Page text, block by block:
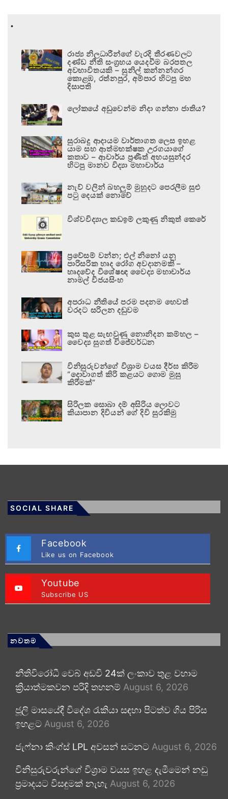
.
රාජ්‍ය නිලධාරීන්ගේ වැරදි තීරණවලට
දණ්ඩ නීති සංග්‍රහය යෙදවීම බරපතල
අවභාවිතයකි – සුනිල් කන්නන්ගර
කොළඹ, රත්නපුර, අම්පාර හිටපු මහ
දිසාපති
ලෝකයේ අඩුවෙන්ම නිදා ගන්නා ජාතිය?
සුරාබදු ආදායම වාර්තාගත ලෙස ඉහළ
යාම සහ ආත්මභක්ෂක උරගයාගේ
කතාව – ආචාර්ය ප්‍රණීත් අභයසුන්දර
හිටපු මානව විද්‍යා මහාචාර්ය
නැව් වලින් බහලුම් මුහුදට පෙරලීම සුළු
පටු දෙයක් නොවේ
විශ්වවිද්‍යාල කඩඉම් ලකුණු නිකුත් කෙරේ
ප්‍රවේසම් වන්න; එල් නිනෝ යනු
පාරිසරික හෘද රෝග අවදානමකි –
හෘදවේද විශේෂඥ වෛද්‍ය මහාචාර්ය
නාමල් විජයසිංහ
අපරාධ නීතියේ පරම පදනම හෙවත්
වරදට සරිලන දඬුවම
කුස තුළ සැඟවුණු නොනිදන කම්හල –
වෛද්‍ය සුගත් විජේවර්ධන
විනිසුරුවන්ගේ විශ්‍රාම වයස දීර්ඝ කිරීම
“දොවාගත් කිරි කළයට ගොම මුසු
කිරීමක්”
සිරිලක සොබා දම් අසිරිය ලොවට
කියාපාන දිවියන් ගේ දිවි සුරකිමු
SOCIAL SHARE
Facebook
Like us on Facebook
Youtube
Subscribe US
නවතම
නීතිවිරෝධී වෙබ් අඩවි 24ක් ලංකාව තුළ වහාම
ක්‍රියාත්මකවන පරිදි තහනම් August 6, 2026
ජූලි මාසයේදී විදේශ රැකියා සඳහා පිටත්ව ගිය පිරිස
ඉහළට August 6, 2026
ජැෆ්නා කිංග්ස් LPL අවසන් සටනට August 6, 2026
විනිසුරුවරුන්ගේ විශ්‍රාම වයස ඉහළ දැමීමෙන් නඩු
ප්‍රමාදයට විසඳුමක් නැහැ August 6, 2026